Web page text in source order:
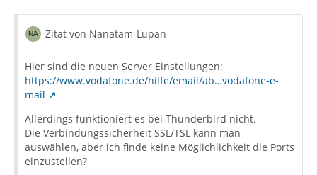
Zitat von Nanatam-Lupan
Hier sind die neuen Server Einstellungen:
https://www.vodafone.de/hilfe/email/ab…vodafone-e-
mail
Allerdings funktioniert es bei Thunderbird nicht.
Die Verbindungssicherheit SSL/TSL kann man
auswählen, aber ich finde keine Möglichlichkeit die Ports
einzustellen?